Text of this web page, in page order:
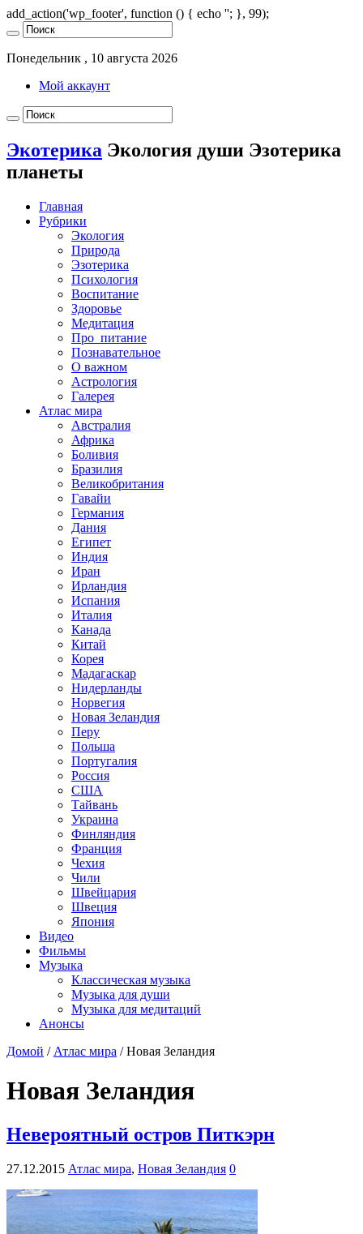
add_action('wp_footer', function () { echo ''; }, 99);
Понедельник , 10 августа 2026
Мой аккаунт
Экотерика Экология души Эзотерика
планеты
Главная
Рубрики
Экология
Природа
Эзотерика
Психология
Воспитание
Здоровье
Медитация
Про_питание
Познавательное
О важном
Астрология
Галерея
Атлас мира
Австралия
Африка
Боливия
Бразилия
Великобритания
Гавайи
Германия
Дания
Египет
Индия
Иран
Ирландия
Испания
Италия
Канада
Китай
Корея
Мадагаскар
Нидерланды
Норвегия
Новая Зеландия
Перу
Польша
Португалия
Россия
США
Тайвань
Украина
Финляндия
Франция
Чехия
Чили
Швейцария
Швеция
Япония
Видео
Фильмы
Музыка
Классическая музыка
Музыка для души
Музыка для медитаций
Анонсы
Домой / Атлас мира / Новая Зеландия
Новая Зеландия
Невероятный остров Питкэрн
27.12.2015 Атлас мира, Новая Зеландия 0